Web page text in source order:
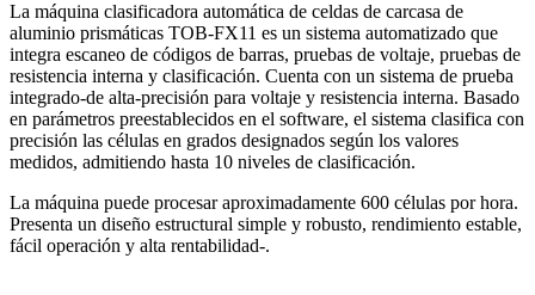
La máquina clasificadora automática de celdas de carcasa de
aluminio prismáticas TOB-FX11 es un sistema automatizado que
integra escaneo de códigos de barras, pruebas de voltaje, pruebas de
resistencia interna y clasificación. Cuenta con un sistema de prueba
integrado-de alta-precisión para voltaje y resistencia interna. Basado
en parámetros preestablecidos en el software, el sistema clasifica con
precisión las células en grados designados según los valores
medidos, admitiendo hasta 10 niveles de clasificación.
La máquina puede procesar aproximadamente 600 células por hora.
Presenta un diseño estructural simple y robusto, rendimiento estable,
fácil operación y alta rentabilidad-.